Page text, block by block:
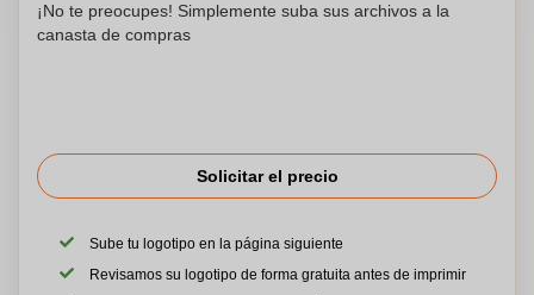
¡No te preocupes! Simplemente suba sus archivos a la
canasta de compras
Solicitar el precio
Sube tu logotipo en la página siguiente
Revisamos su logotipo de forma gratuita antes de imprimir